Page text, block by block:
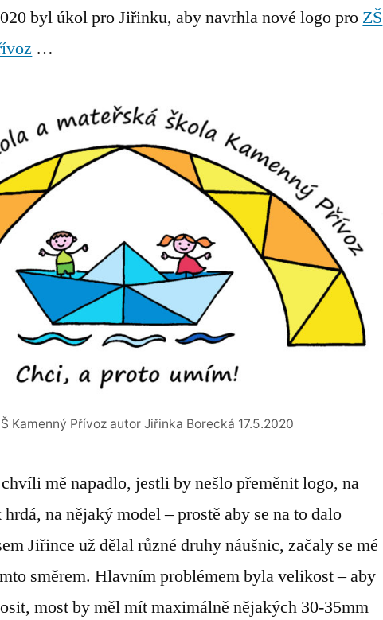
dá
byl úkol pro Jiřinku, aby navrhla nové logo pro ZŠ
…
Kamenný Přívoz autor Jiřinka Borecká 17.5.2020
mě napadlo, jestli by nešlo přeměnit logo, na
na nějaký model – prostě aby se na to dalo
Jiřince už dělal různé druhy náušnic, začaly se mé
směrem. Hlavním problémem byla velikost – aby
most by měl mít maximálně nějakých 30-35mm